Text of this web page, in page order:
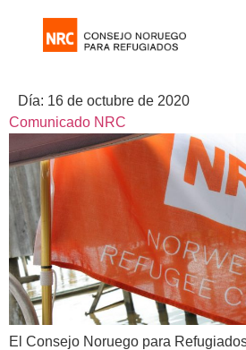
Día: 16 de octubre de 2020
Comunicado NRC
El Consejo Noruego para